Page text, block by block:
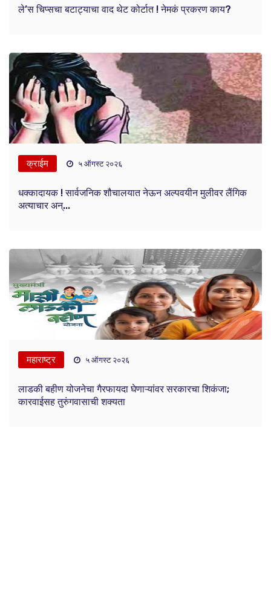
ले’स चिप्सचा बटाट्याचा वाद थेट कोर्टात ! नेमकं प्रकरण काय?
क्राईम ५ ऑगस्ट २०२६
धक्कादायक ! सार्वजनिक शौचालयात नेऊन अल्पवयीन मुलीवर लैंगिक
अत्याचार अन्...
महाराष्ट्र ५ ऑगस्ट २०२६
लाडकी बहीण योजनेचा गैरफायदा घेणाऱ्यांवर सरकारचा शिकंजा;
कारवाईसह तुरुंगवासाची शक्यता